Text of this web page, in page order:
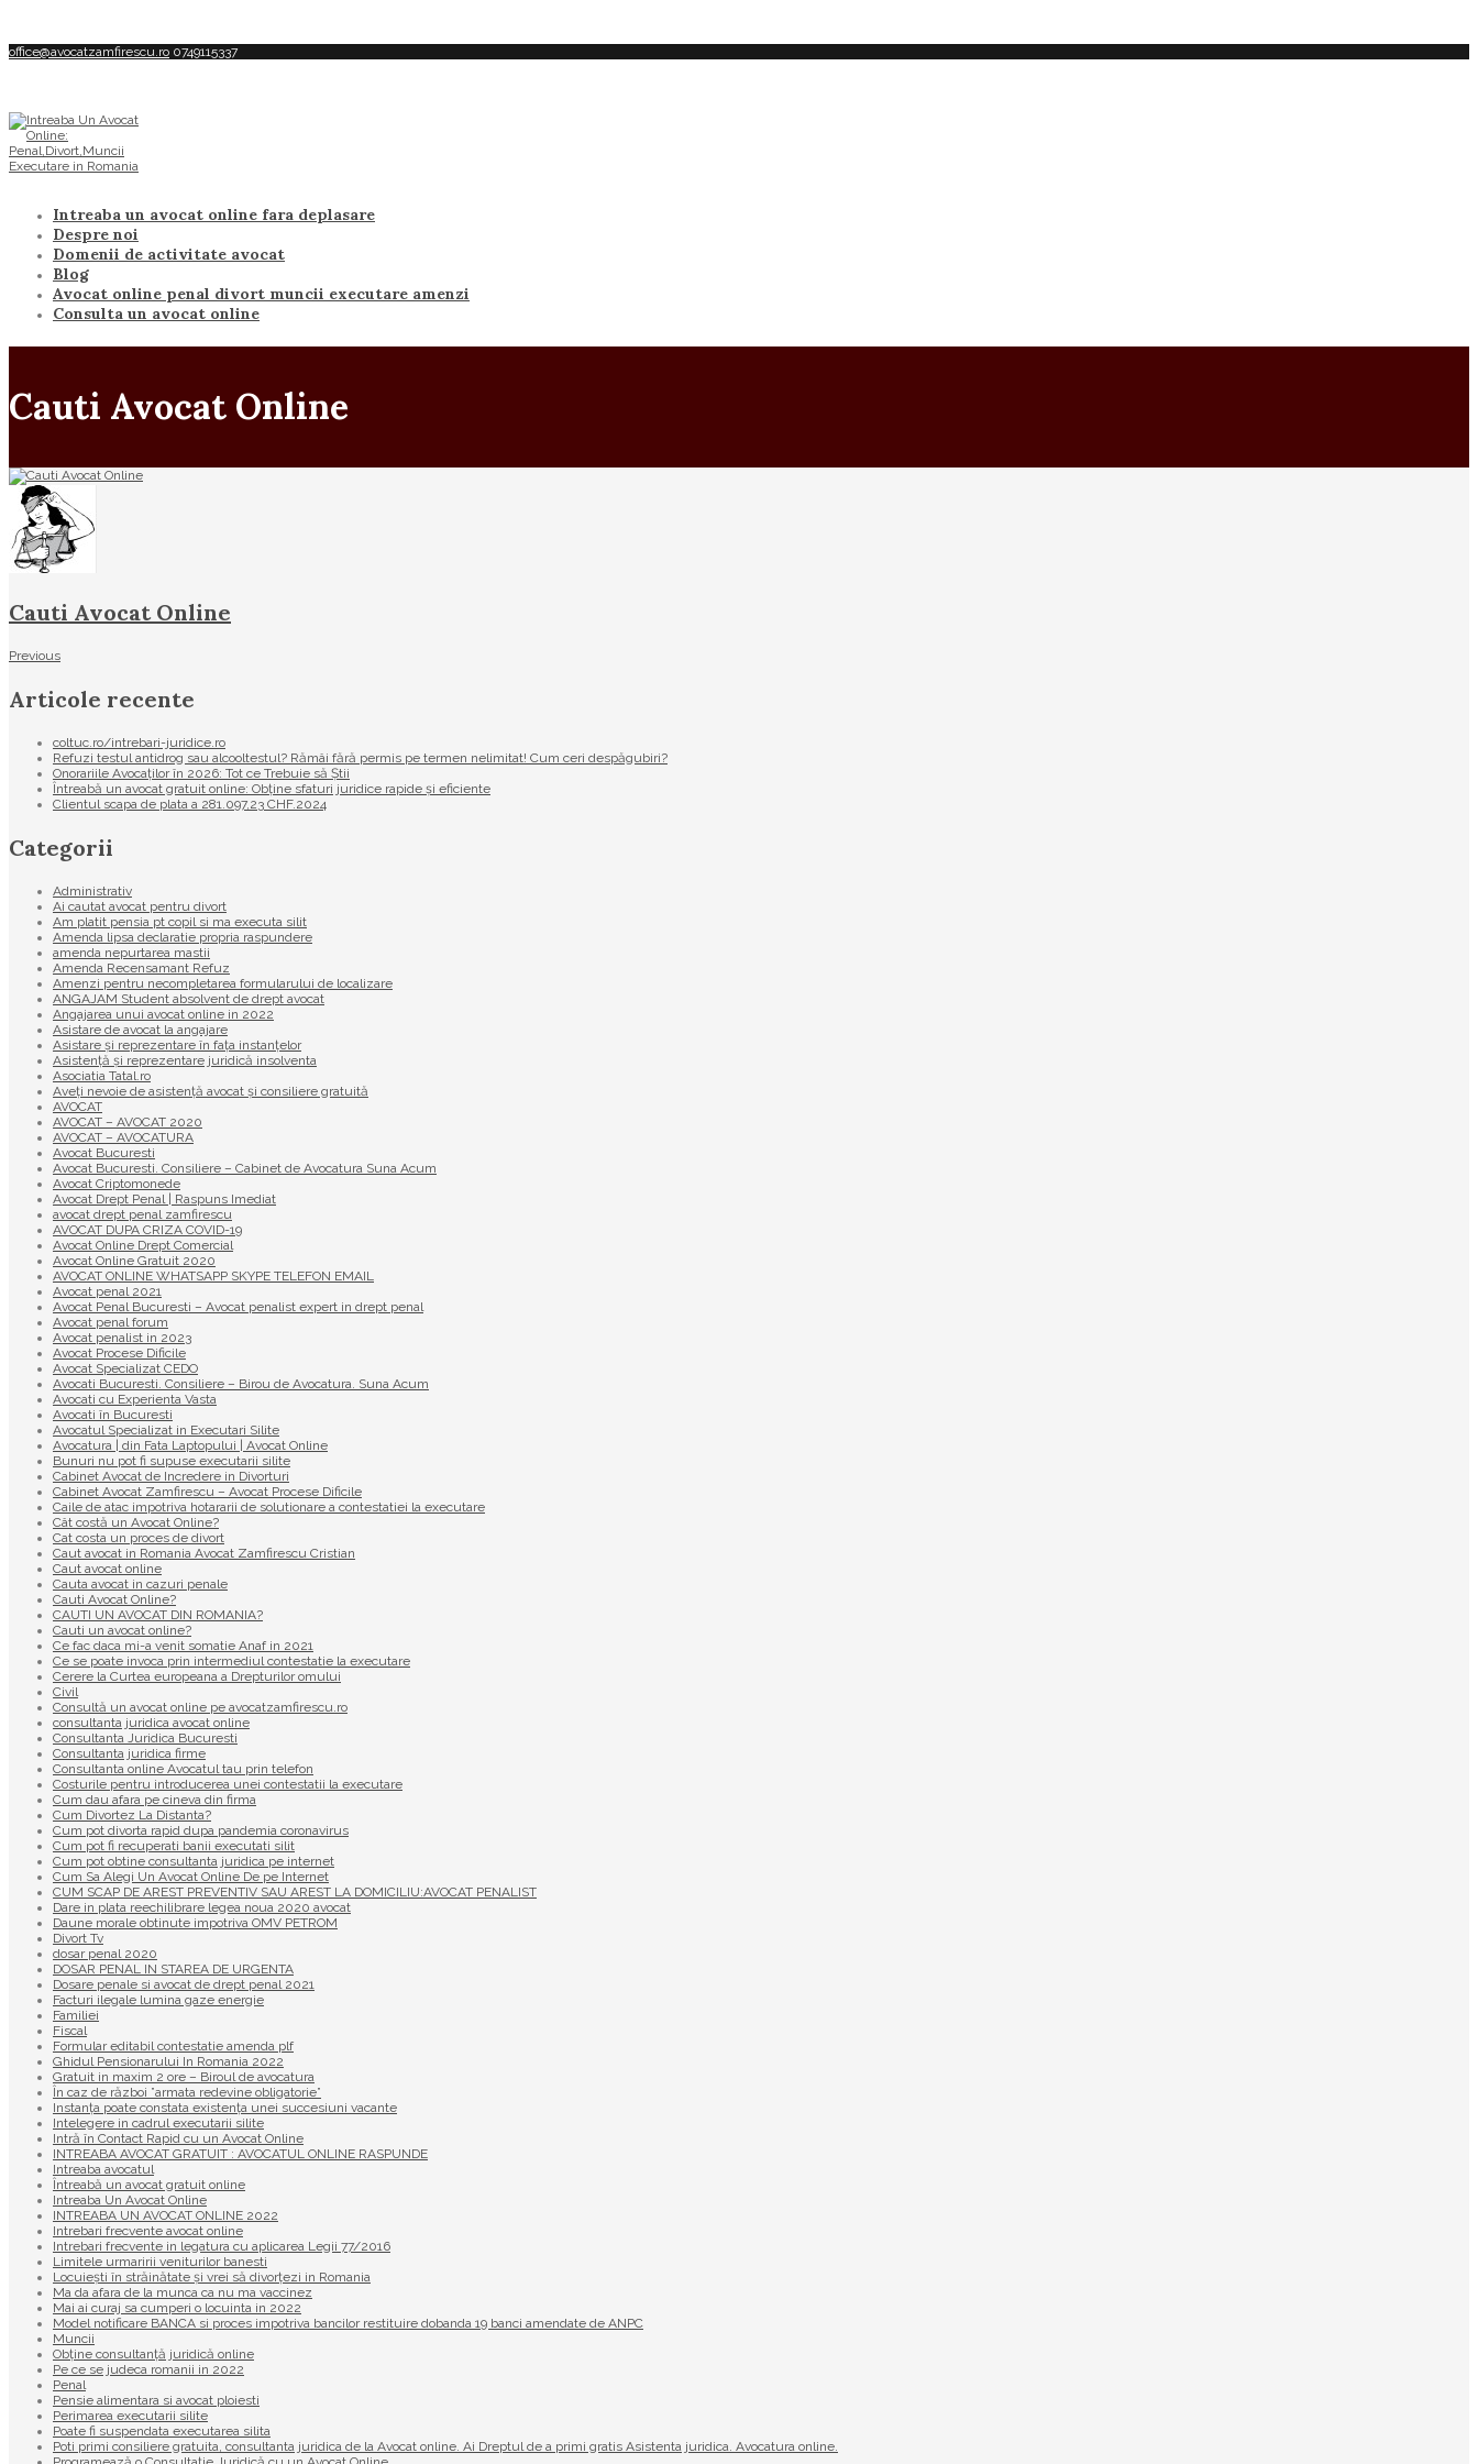
office@avocatzamfirescu.ro 0749115337
Intreaba un avocat online fara deplasare
Despre noi
Domenii de activitate avocat
Blog
Avocat online penal divort muncii executare amenzi
Consulta un avocat online
Cauti Avocat Online
Cauti Avocat Online
Previous
Articole recente
coltuc.ro/intrebari-juridice.ro
Refuzi testul antidrog sau alcooltestul? Rămâi fără permis pe termen nelimitat! Cum ceri despăgubiri?
Onorariile Avocaților în 2026: Tot ce Trebuie să Știi
Întreabă un avocat gratuit online: Obține sfaturi juridice rapide și eficiente
Clientul scapa de plata a 281.097,23 CHF.2024
Categorii
Administrativ
Ai cautat avocat pentru divort
Am platit pensia pt copil si ma executa silit
Amenda lipsa declaratie propria raspundere
amenda nepurtarea mastii
Amenda Recensamant Refuz
Amenzi pentru necompletarea formularului de localizare
ANGAJAM Student absolvent de drept avocat
Angajarea unui avocat online in 2022
Asistare de avocat la angajare
Asistare și reprezentare în fața instanțelor
Asistență și reprezentare juridică insolventa
Asociatia Tatal.ro
Aveţi nevoie de asistenţă avocat şi consiliere gratuită
AVOCAT
AVOCAT – AVOCAT 2020
AVOCAT – AVOCATURA
Avocat Bucuresti
Avocat Bucuresti. Consiliere – Cabinet de Avocatura Suna Acum
Avocat Criptomonede
Avocat Drept Penal | Raspuns Imediat
avocat drept penal zamfirescu
AVOCAT DUPA CRIZA COVID-19
Avocat Online Drept Comercial
Avocat Online Gratuit 2020
AVOCAT ONLINE WHATSAPP SKYPE TELEFON EMAIL
Avocat penal 2021
Avocat Penal Bucuresti – Avocat penalist expert in drept penal
Avocat penal forum
Avocat penalist in 2023
Avocat Procese Dificile
Avocat Specializat CEDO
Avocati Bucuresti. Consiliere – Birou de Avocatura. Suna Acum
Avocati cu Experienta Vasta
Avocati în Bucuresti
Avocatul Specializat in Executari Silite
Avocatura | din Fata Laptopului | Avocat Online
Bunuri nu pot fi supuse executarii silite
Cabinet Avocat de Incredere in Divorturi
Cabinet Avocat Zamfirescu – Avocat Procese Dificile
Caile de atac impotriva hotararii de solutionare a contestatiei la executare
Cât costă un Avocat Online?
Cat costa un proces de divort
Caut avocat in Romania Avocat Zamfirescu Cristian
Caut avocat online
Cauta avocat in cazuri penale
Cauti Avocat Online?
CAUTI UN AVOCAT DIN ROMANIA?
Cauti un avocat online?
Ce fac daca mi-a venit somatie Anaf in 2021
Ce se poate invoca prin intermediul contestatie la executare
Cerere la Curtea europeana a Drepturilor omului
Civil
Consultă un avocat online pe avocatzamfirescu.ro
consultanta juridica avocat online
Consultanta Juridica Bucuresti
Consultanta juridica firme
Consultanta online Avocatul tau prin telefon
Costurile pentru introducerea unei contestatii la executare
Cum dau afara pe cineva din firma
Cum Divortez La Distanta?
Cum pot divorta rapid dupa pandemia coronavirus
Cum pot fi recuperati banii executati silit
Cum pot obtine consultanta juridica pe internet
Cum Sa Alegi Un Avocat Online De pe Internet
CUM SCAP DE AREST PREVENTIV SAU AREST LA DOMICILIU:AVOCAT PENALIST
Dare in plata reechilibrare legea noua 2020 avocat
Daune morale obtinute impotriva OMV PETROM
Divort Tv
dosar penal 2020
DOSAR PENAL IN STAREA DE URGENTA
Dosare penale si avocat de drept penal 2021
Facturi ilegale lumina gaze energie
Familiei
Fiscal
Formular editabil contestatie amenda plf
Ghidul Pensionarului In Romania 2022
Gratuit in maxim 2 ore – Biroul de avocatura
În caz de război ”armata redevine obligatorie”
Instanța poate constata existenţa unei succesiuni vacante
Intelegere in cadrul executarii silite
Intră în Contact Rapid cu un Avocat Online
INTREABA AVOCAT GRATUIT : AVOCATUL ONLINE RASPUNDE
Intreaba avocatul
Întreabă un avocat gratuit online
Intreaba Un Avocat Online
INTREABA UN AVOCAT ONLINE 2022
Intrebari frecvente avocat online
Intrebari frecvente in legatura cu aplicarea Legii 77/2016
Limitele urmaririi veniturilor banesti
Locuiești în străinătate și vrei să divorțezi in Romania
Ma da afara de la munca ca nu ma vaccinez
Mai ai curaj sa cumperi o locuinta in 2022
Model notificare BANCA si proces impotriva bancilor restituire dobanda 19 banci amendate de ANPC
Muncii
Obține consultanță juridică online
Pe ce se judeca romanii in 2022
Penal
Pensie alimentara si avocat ploiesti
Perimarea executarii silite
Poate fi suspendata executarea silita
Poti primi consiliere gratuita, consultanta juridica de la Avocat online. Ai Dreptul de a primi gratis Asistenta juridica. Avocatura online.